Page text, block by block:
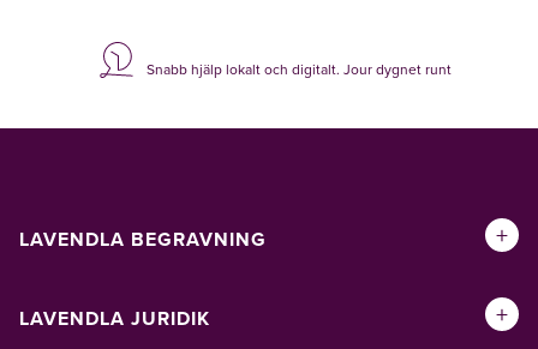
Snabb hjälp lokalt och digitalt. Jour dygnet runt
LAVENDLA BEGRAVNING +
LAVENDLA JURIDIK +